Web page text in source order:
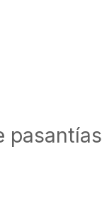
pasantías